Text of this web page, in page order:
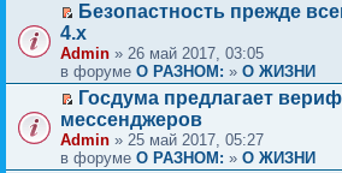
Безопастность прежде
4.x
Admin » 26 май 2017, 03:05
в форуме О РАЗНОМ: » О ЖИЗНИ
Госдума предлагает
мессенджеров
Admin » 25 май 2017, 05:27
в форуме О РАЗНОМ: » О ЖИЗНИ